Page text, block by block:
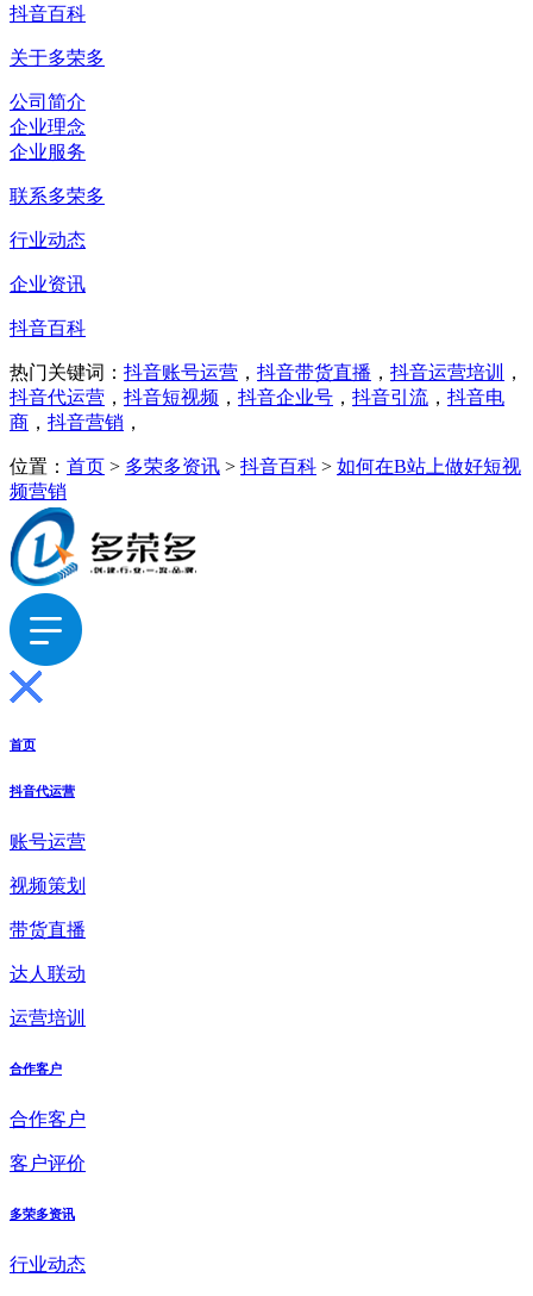
抖音百科
关于多荣多
公司简介
企业理念
企业服务
联系多荣多
行业动态
企业资讯
抖音百科
热门关键词： 抖音账号运营 ， 抖音带货直播 ， 抖音运营培训
，
抖音代运营 ， 抖音短视频 ， 抖音企业号 ， 抖音引流 ， 抖音电
商 ， 抖音营销 ，
位置： 首页 > 多荣多资讯 > 抖音百科 > 如何在B站上做好短视
频营销
首页
抖音代运营
账号运营
视频策划
带货直播
达人联动
运营培训
合作客户
合作客户
客户评价
多荣多资讯
行业动态